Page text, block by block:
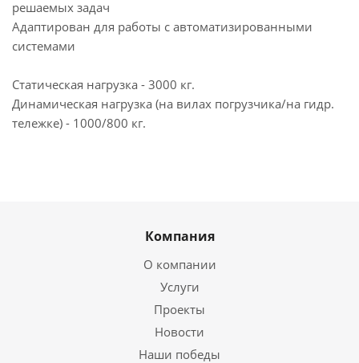
решаемых задач
Адаптирован для работы с автоматизированными
системами
Статическая нагрузка - 3000 кг.
Динамическая нагрузка (на вилах погрузчика/на гидр.
тележке) - 1000/800 кг.
Компания
О компании
Услуги
Проекты
Новости
Наши победы